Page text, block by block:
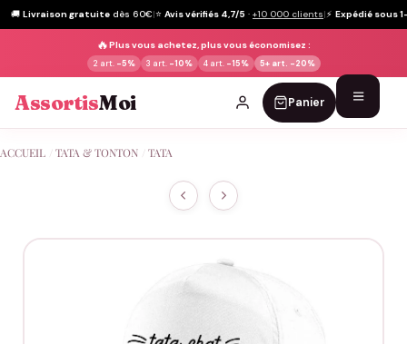
🚚 Livraison gratuite dès 60€|⭐ Avis vérifiés 4,7/5 · +10 000 clients|⚡ Expédié sous
🔥Plus vous achetez, plus vous économisez :
2 art. -5% 3 art. -10% 4 art. -15% 5+ art. -20%
AssortisMoi Panier
au
ACCUEIL TATA & TONTON TATA